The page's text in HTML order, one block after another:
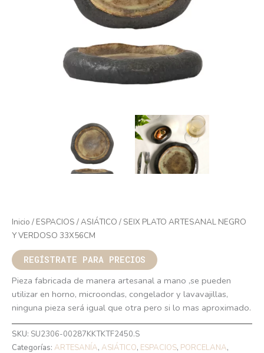
Inicio / ESPACIOS /ASIÁTICO / SEIX PLATO ARTESANAL NEGRO
Y VERDOSO 33X56CM
REGÍSTRATE PARA PRECIOS
Pieza fabricada de manera artesanal a mano ,se pueden
utilizar en horno, microondas, congelador y lavavajillas,
ninguna pieza será igual que otra pero si lo mas aproximado.
SKU: SU2306-00287KKTKTF2450.S
Categorías: ARTESANÍA, ASIÁTICO, ESPACIOS, PORCELANA,